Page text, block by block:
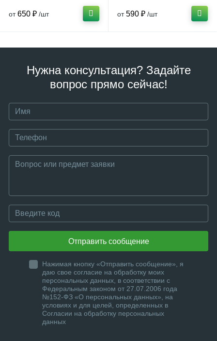
от 650 ₽ /шт от 590 ₽ /шт
Нужна консультация? Задайте
вопрос прямо сейчас!
Отправить сообщение
Нажимая кнопку «Отправить сообщение», я
даю свое согласие на обработку моих
персональных данных, в соответствии с
Федеральным законом от 27.07.2006 года
№152-ФЗ «О персональных данных», на
условиях и для целей, определенных в
Согласии на обработку персональных
данных